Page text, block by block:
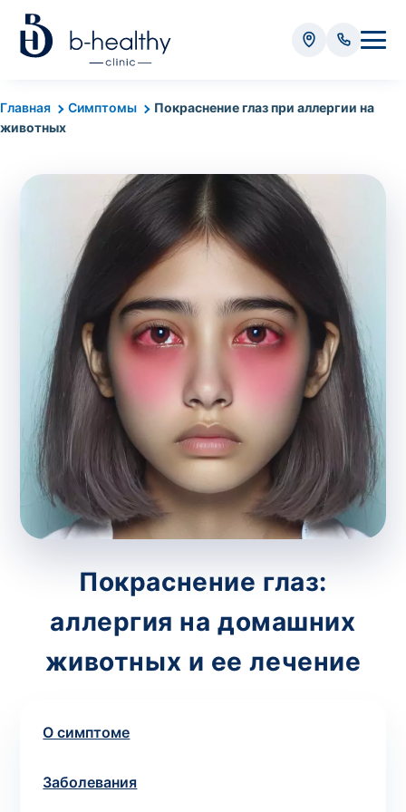
Главная Симптомы
Покраснение глаз при аллергии на
животных
Покраснение глаз:
аллергия на домашних
животных и ее лечение
О симптоме
Заболевания
Анализы
* Оплачивается дополнительно (в зависимости от вида
Стоимость забора крови - 50 грн
Стоимость забора биоматериала (кроме
крови) – от 35 грн
Итого: 0 грн
Попередній запис на дослідження не
потрібний. Виняток становлять мазки та
зіскрібки. Взяття біоматеріалу для них
виконує лікар – необхідийзапись к
специалисту .
Анализ на дому
Сохранить
Ваше имя*